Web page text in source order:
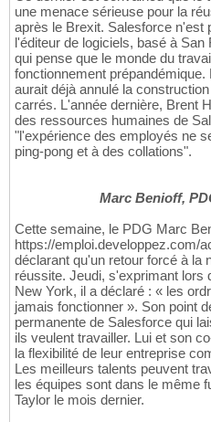
une menace sérieuse pour la
après le Brexit. Salesforce n'est
l'éditeur de logiciels, basé à
qui pense que le monde du
fonctionnement
aurait déjà annulé la
carrés. L'année dernière, Brent
des ressources humaines de
"l'expérience des employés ne
ping-pong et à des collations".
Marc Benioff,
Cette semaine, le PDG Marc
https://emploi.developpez.com/
déclarant qu'un retour forcé à la
réussite. Jeudi, s'exprimant lors
New York, il a déclaré : « les
jamais fonctionner ». Son point
permanente de Salesforce qui
ils veulent travailler. Lui et son
la flexibilité de leur entreprise
Les meilleurs talents peuvent
les équipes sont dans le même
Taylor le mois dernier.